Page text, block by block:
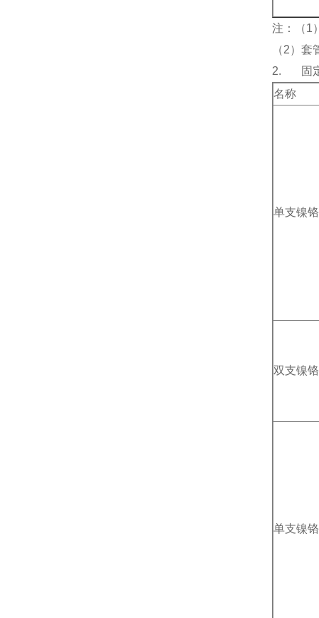
注：（1
（2）
2. 固定
名称
单支镍
双支镍
单支镍